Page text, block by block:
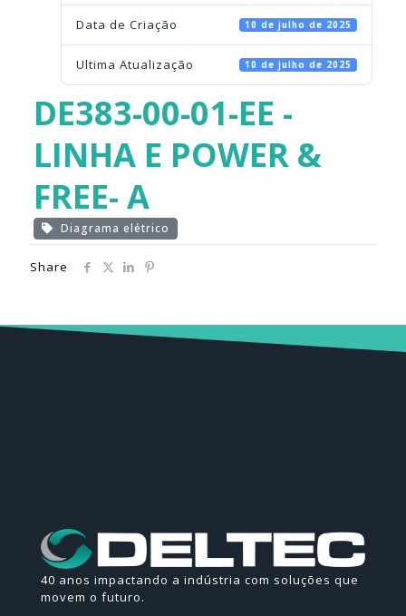
Data de Criação 10 de julho de 2025
Ultima Atualização 10 de julho de 2025
DE383-00-01-EE -
LINHA E POWER &
FREE- A
Diagrama elétrico
Share
40 anos impactando a indústria com soluções que
movem o futuro.